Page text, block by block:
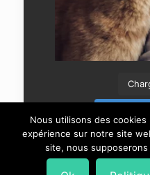
Nous utilisons des
expérience sur notre site
site, nous